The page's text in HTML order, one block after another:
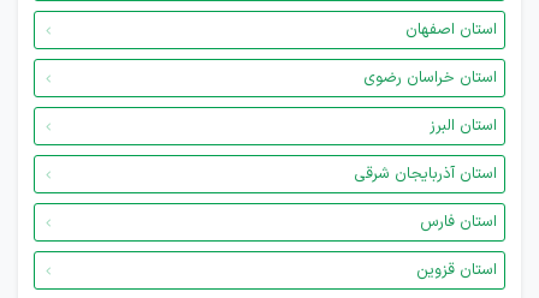
استان اصفهان
استان خراسان رضوی
استان البرز
استان آذربایجان شرقی
استان فارس
استان قزوین